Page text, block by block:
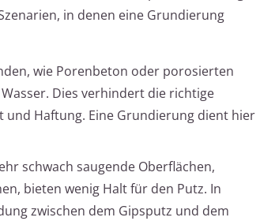
in denen eine Grundierung
wie Porenbeton oder porosierten
Dies verhindert die richtige
Haftung. Eine Grundierung dient hier
schwach saugende Oberflächen,
bieten wenig Halt für den Putz. In
zwischen dem Gipsputz und dem